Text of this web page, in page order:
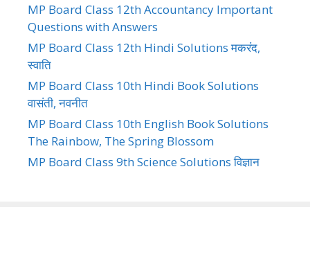
MP Board Class 12th Accountancy Important
Questions with Answers
MP Board Class 12th Hindi Solutions मकरंद,
स्वाति
MP Board Class 10th Hindi Book Solutions
वासंती, नवनीत
MP Board Class 10th English Book Solutions
The Rainbow, The Spring Blossom
MP Board Class 9th Science Solutions विज्ञान